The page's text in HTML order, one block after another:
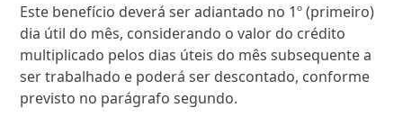
Este benefício deverá ser adiantado no 1º (primeiro)
dia útil do mês, considerando o valor do crédito
multiplicado pelos dias úteis do mês subsequente a
ser trabalhado e poderá ser descontado, conforme
previsto no parágrafo segundo.